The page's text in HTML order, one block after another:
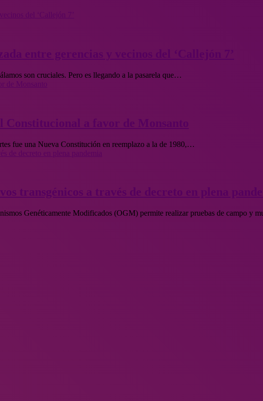
del ‘Callejón 7’
son cruciales. Pero es llegando a la pasarela que…
de Monsanto
a favor de Monsanto
fue una Nueva Constitución en reemplazo a la de 1980,…
de decreto en plena pandemia
transgénicos a través de decreto en plena
Genéticamente Modificados (OGM) permite realizar pruebas de campo y